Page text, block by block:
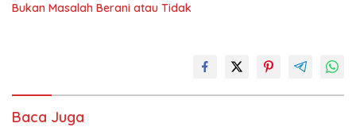
Bukan Masalah Berani atau Tidak
Baca Juga